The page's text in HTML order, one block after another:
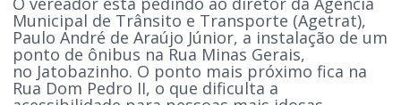
Municipal de Trânsito e Transporte (Agetrat),
Paulo André de Araújo Júnior, a instalação de um
ponto de ônibus na Rua Minas Gerais,
no Jatobazinho. O ponto mais próximo fica na
Rua Dom Pedro II, o que dificulta a